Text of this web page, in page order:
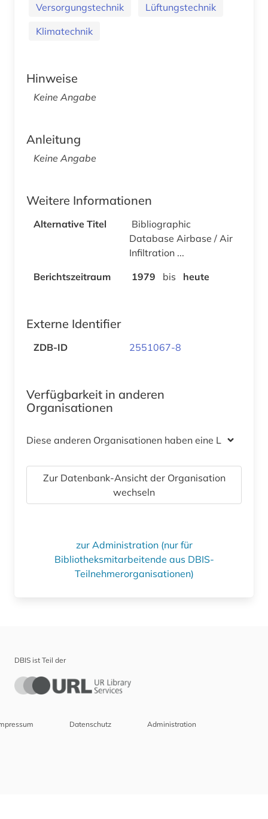
Versorgungstechnik
Lüftungstechnik
Klimatechnik
Hinweise
Keine Angabe
Anleitung
Keine Angabe
Weitere Informationen
Alternative Titel
Bibliographic
Database Airbase / Air
Infiltration ...
Berichtszeitraum
1979 bis heute
Externe Identifier
ZDB-ID 2551067-8
Verfügbarkeit in anderen
Organisationen
Diese anderen Organisationen haben eine Lizenz
Zur Datenbank-Ansicht der Organisation
wechseln
zur Administration (nur für
Bibliotheksmitarbeitende aus DBIS-
Teilnehmerorganisationen)
DBIS ist Teil der
Datenschutz Administration